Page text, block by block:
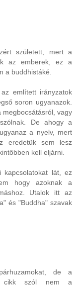
született, mert a
az emberek, ez a
a buddhistáké.
említett irányzatok
soron ugyanazok.
vagy
De ahogy a
a nyelv, mert
eredetük sem lesz
kell eljárni.
kapcsolatokat lát, ez
hogy azoknak a
Utalok itt az
és "Buddha" szavak
de a
cikk szól nem a